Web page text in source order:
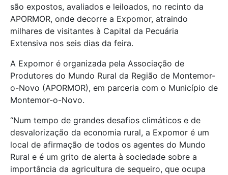
são expostos, avaliados e leiloados, no recinto da
APORMOR, onde decorre a Expomor, atraindo
milhares de visitantes à Capital da Pecuária
Extensiva nos seis dias da feira.
A Expomor é organizada pela Associação de
Produtores do Mundo Rural da Região de Montemor-
o-Novo (APORMOR), em parceria com o Município de
Montemor-o-Novo.
“Num tempo de grandes desafios climáticos e de
desvalorização da economia rural, a Expomor é um
local de afirmação de todos os agentes do Mundo
Rural e é um grito de alerta à sociedade sobre a
importância da agricultura de sequeiro, que ocupa